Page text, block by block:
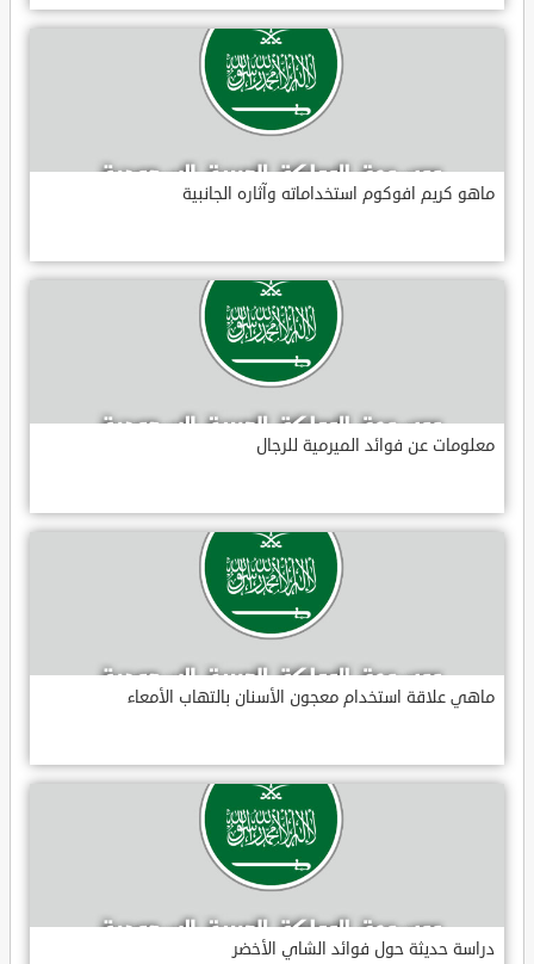
ماهو كريم افوكوم استخداماته وآثاره الجانبية
معلومات عن فوائد الميرمية للرجال
ماهي علاقة استخدام معجون الأسنان بالتهاب الأمعاء
دراسة حديثة حول فوائد الشاي الأخضر